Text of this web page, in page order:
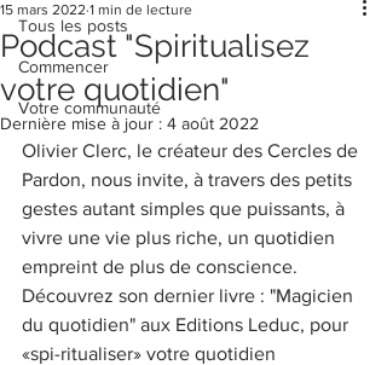
Tous les posts
Commencer
Votre communauté
Podcast "Spiritualisez
votre quotidien"
15 mars 2022 1 min de lecture
Dernière mise à jour : 4 août 2022
Olivier Clerc, le créateur des Cercles de
Pardon, nous invite, à travers des petits
gestes autant simples que puissants, à
vivre une vie plus riche, un quotidien
empreint de plus de conscience.
Découvrez son dernier livre : "Magicien
du quotidien" aux Editions Leduc, pour
«spi-ritualiser» votre quotidien